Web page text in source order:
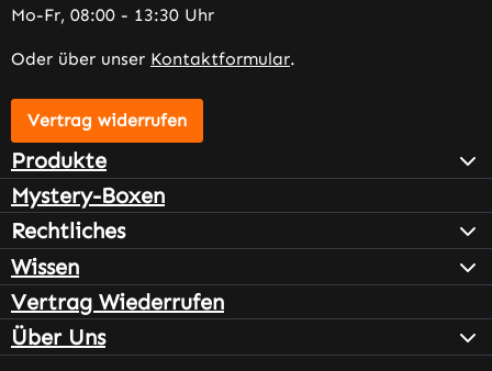
Mo-Fr, 08:00 - 13:30 Uhr
Oder über unser Kontaktformular.
Vertrag widerrufen
Produkte
Mystery-Boxen
Rechtliches
Wissen
Vertrag Wiederrufen
Über Uns